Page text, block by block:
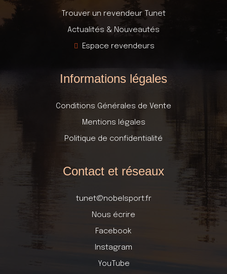
Trouver un revendeur Tunet
Actualités & Nouveautés
Espace revendeurs
Informations légales
Conditions Générales de Vente
Mentions légales
Politique de confidentialité
Contact et réseaux
tunet@nobelsport.fr
Nous écrire
Facebook
Instagram
YouTube